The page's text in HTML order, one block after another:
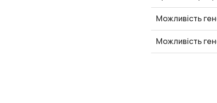
Можливість
Можливість